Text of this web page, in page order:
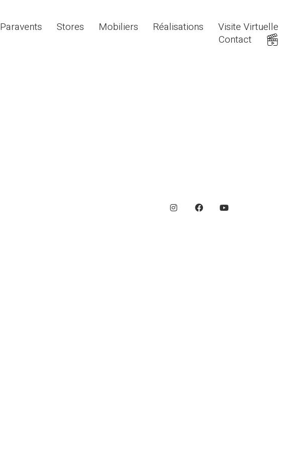
Paravents Stores Mobiliers Réalisations
Visite Virtuelle
Contact